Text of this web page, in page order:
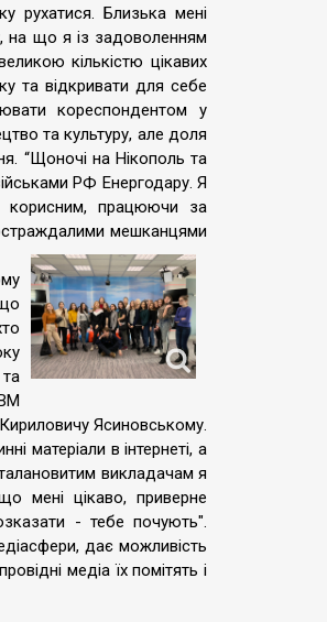
рухатися. Близька мені
на що я із задоволенням
кількістю цікавих
та відкривати для себе
кореспондентом у
та культуру, але доля
“Щоночі на Нікополь та
РФ Енергодару. Я
корисним, працюючи за
мешканцями
Ясиновському.
матеріали в інтернеті, а
викладачам я
мені цікаво, приверне
- тебе почують".
дає можливість
медіа їх помітять і